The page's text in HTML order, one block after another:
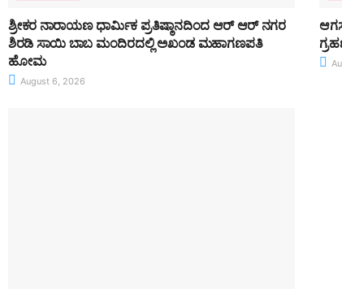
ಶ್ರೀಕರ ನಾರಾಯಣ ಧಾರ್ಮಿಕ ಪ್ರತಿಷ್ಠಾನದಿಂದ ಆರ್ ಆರ್ ನಗರ
ಶಿರಡಿ ಸಾಯಿ ಬಾಬ ಮಂದಿರದಲ್ಲಿ ಅಖಂಡ ಮಹಾಗಣಪತಿ
ಹೋಮ
August 6, 2026